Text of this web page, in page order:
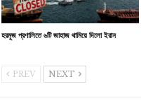
হরমুজ প্রণালিতে ৬টি জাহাজ থামিয়ে দিলো ইরান
PREV NEXT